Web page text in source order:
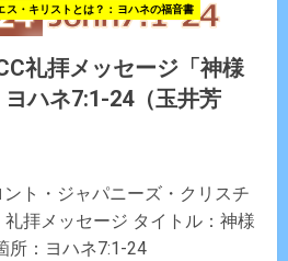
ス・キリストとは？：ヨハネの福音書
礼拝メッセージ「神様
ハネ7:1-24（玉井芳
ト・ジャパニーズ・クリスチ
拝メッセージ タイトル：神様
所：ヨハネ7:1-24